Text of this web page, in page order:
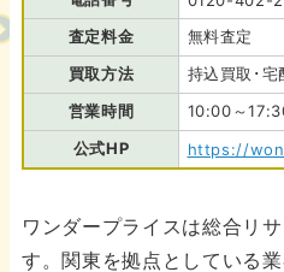
査定料金
無料査定
買取方法
持込買取･宅
営業時間
10:00～
公式HP
https://
ワンダープライスは総合リ
す。関東を拠点としている